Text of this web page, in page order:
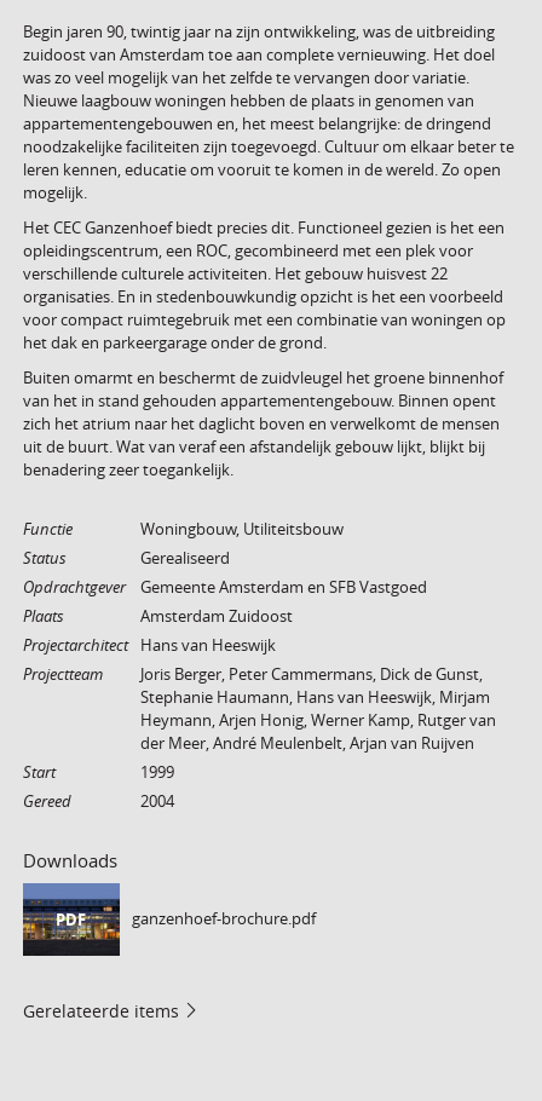
Begin jaren 90, twintig jaar na zijn ontwikkeling, was de uitbreiding
zuidoost van Amsterdam toe aan complete vernieuwing. Het doel
was zo veel mogelijk van het zelfde te vervangen door variatie.
Nieuwe laagbouw woningen hebben de plaats in genomen van
appartementengebouwen en, het meest belangrijke: de dringend
noodzakelijke faciliteiten zijn toegevoegd. Cultuur om elkaar beter te
leren kennen, educatie om vooruit te komen in de wereld. Zo open
mogelijk.
Het CEC Ganzenhoef biedt precies dit. Functioneel gezien is het een
opleidingscentrum, een ROC, gecombineerd met een plek voor
verschillende culturele activiteiten. Het gebouw huisvest 22
organisaties. En in stedenbouwkundig opzicht is het een voorbeeld
voor compact ruimtegebruik met een combinatie van woningen op
het dak en parkeergarage onder de grond.
Buiten omarmt en beschermt de zuidvleugel het groene binnenhof
van het in stand gehouden appartementengebouw. Binnen opent
zich het atrium naar het daglicht boven en verwelkomt de mensen
uit de buurt. Wat van veraf een afstandelijk gebouw lijkt, blijkt bij
benadering zeer toegankelijk.
Functie
Woningbouw, Utiliteitsbouw
Status
Gerealiseerd
Opdrachtgever
Gemeente Amsterdam en SFB Vastgoed
Plaats
Amsterdam Zuidoost
Projectarchitect
Hans van Heeswijk
Projectteam
Joris Berger, Peter Cammermans, Dick de Gunst,
Stephanie Haumann, Hans van Heeswijk, Mirjam
Heymann, Arjen Honig, Werner Kamp, Rutger van
der Meer, André Meulenbelt, Arjan van Ruijven
Start
1999
Gereed
2004
Downloads
PDF ganzenhoef-brochure.pdf
Gerelateerde items